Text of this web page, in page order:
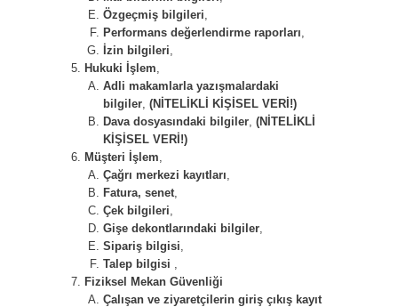
Özgeçmiş bilgileri,
Performans değerlendirme raporları,
İzin bilgileri,
Hukuki İşlem,
Adli makamlarla yazışmalardaki
bilgiler,(NİTELİKLİ KİŞİSEL VERİ!)
Dava dosyasındaki bilgiler,(NİTELİKLİ
KİŞİSEL VERİ!)
Müşteri İşlem,
Çağrı merkezi kayıtları,
Fatura, senet,
Çek bilgileri,
Gişe dekontlarındaki bilgiler,
Sipariş bilgisi,
Talep bilgisi ,
Fiziksel Mekan Güvenliği
Çalışan ve ziyaretçilerin giriş çıkış kayıt